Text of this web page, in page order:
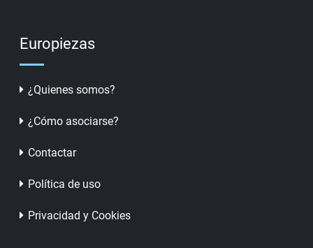
Europiezas
¿Quienes somos?
¿Cómo asociarse?
Contactar
Política de uso
Privacidad y Cookies